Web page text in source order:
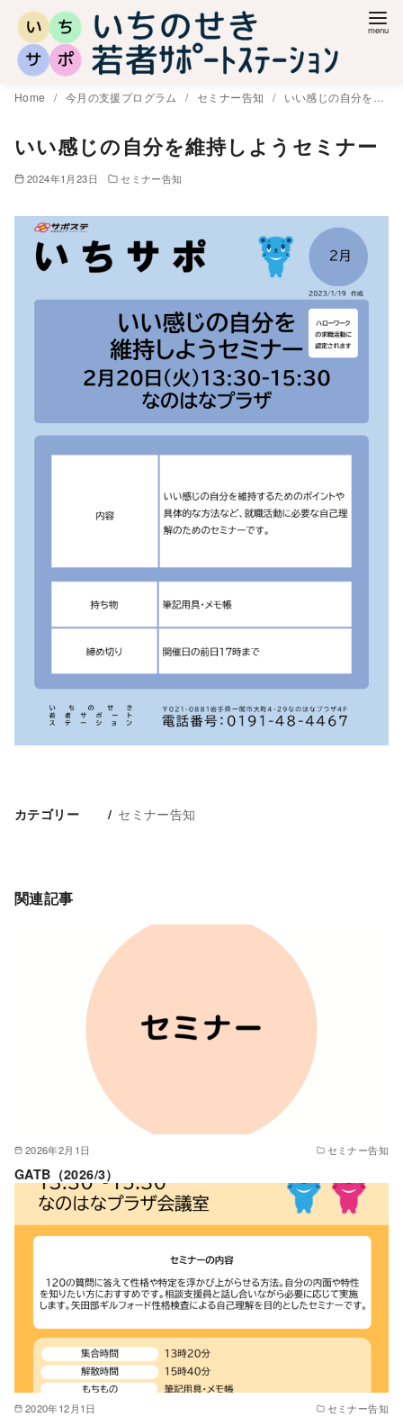
Home 今月の支援プログラム セミナー告知 いい感じの自分を維持しようセミナー
いい感じの自分を維持しようセミナー
2024年1月23日 セミナー告知
カテゴリー セミナー告知
関連記事
2026年2月1日 セミナー告知
GATB（2026/3）
2020年12月1日 セミナー告知